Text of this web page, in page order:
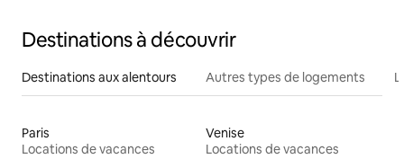
Destinations à découvrir
Destinations aux alentours Autres types de logements
Paris
Locations de vacances
Venise
Locations de vacances